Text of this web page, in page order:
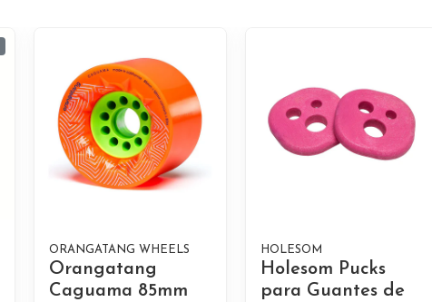
ORANGATANG WHEELS
Orangatang
Caguama 85mm
HOLESOM
Holesom Pucks
para Guantes de